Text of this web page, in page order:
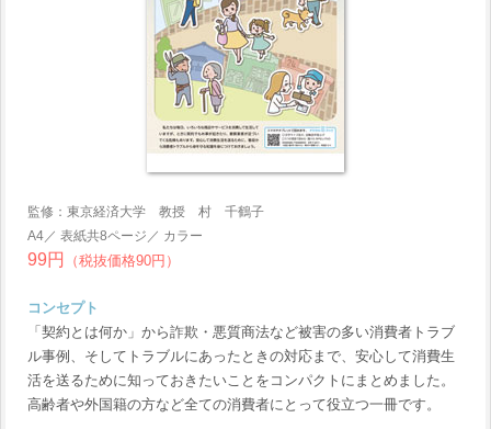
監修：東京経済大学 教授 村 千鶴子
A4／ 表紙共8ページ／ カラー
99円 （税抜価格90円）
コンセプト
「契約とは何か」から詐欺・悪質商法など被害の多い消費者トラブ
ル事例、そしてトラブルにあったときの対応まで、安心して消費生
活を送るために知っておきたいことをコンパクトにまとめました。
高齢者や外国籍の方など全ての消費者にとって役立つ一冊です。